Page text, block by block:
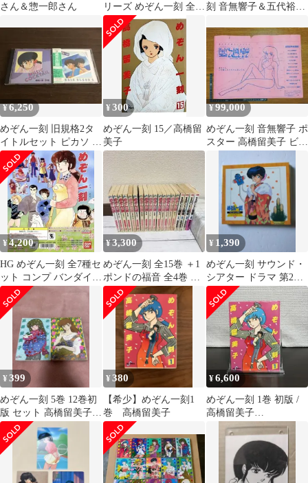
さん＆惣一郎さん
リーズ めぞん一刻 全7
種 カプセルフィギュア
刻 音無響子＆五代裕作
スケース
¥6,250
めぞん一刻 旧規格2タ
イトルセット ピカソ 来
生たかお 島本須美 斉藤
由貴
¥300
めぞん一刻 15／高橋留
美子
¥99,000
めぞん一刻 音無響子 ポ
スター 高橋留美子 ビッ
非売品
¥4,200
HG めぞん一刻 全7種セ
ット コンプ バンダイ
るーみっくわーるど
¥3,300
めぞん一刻 全15巻 ＋1
ポンドの福音 全4巻 高
橋留美子 セット
¥ 1,390
めぞん一刻 サウンド・
シアター ドラマ 第2巻
中古品
¥399
めぞん一刻 5巻 12巻初
版 セット 高橋留美子
小学館
¥380
【希少】めぞん一刻1
巻 高橋留美子
¥6,600
めぞん一刻 1巻 初版 /
高橋留美子
【kusa.26.7.26】